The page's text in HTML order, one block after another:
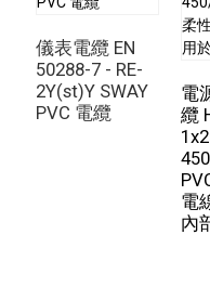
電纜也廣泛應用於資料
護敏感設備和資料至關
其成為確保關鍵通訊和
使在發生火災等緊急情
電纜有助於最大限度地
壞風險，從而提高基礎
儀表電纜 EN
50288-7 - RE-
2Y(st)Y SWAY
PVC 電纜
電
纜
電
內